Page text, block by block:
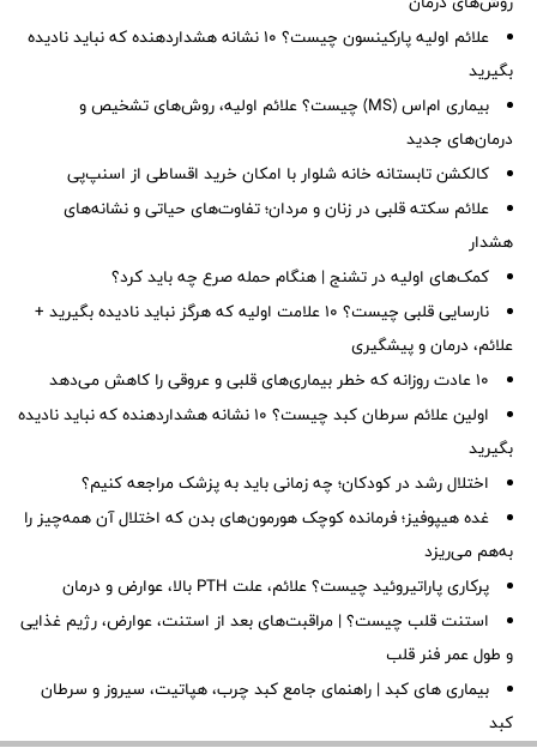
علائم اولیه پارکینسون چیست؟ ۱۰ نشانه هشداردهنده که نباید نادیده
بگیرید
بیماری ام‌اس (MS) چیست؟ علائم اولیه، روش‌های تشخیص و
درمان‌های جدید
کالکشن تابستانه خانه شلوار با امکان خرید اقساطی از اسنپ‌پی
علائم سکته قلبی در زنان و مردان؛ تفاوت‌های حیاتی و نشانه‌های
هشدار
کمک‌های اولیه در تشنج | هنگام حمله صرع چه باید کرد؟
نارسایی قلبی چیست؟ ۱۰ علامت اولیه که هرگز نباید نادیده بگیرید +
علائم، درمان و پیشگیری
۱۰ عادت روزانه که خطر بیماری‌های قلبی و عروقی را کاهش می‌دهد
اولین علائم سرطان کبد چیست؟ ۱۰ نشانه هشداردهنده که نباید نادیده
بگیرید
اختلال رشد در کودکان؛ چه زمانی باید به پزشک مراجعه کنیم؟
غده هیپوفیز؛ فرمانده کوچک هورمون‌های بدن که اختلال آن همه‌چیز را
به‌هم می‌ریزد
پرکاری پاراتیروئید چیست؟ علائم، علت PTH بالا، عوارض و درمان
استنت قلب چیست؟ | مراقبت‌های بعد از استنت، عوارض، رژیم غذایی
و طول عمر فنر قلب
بیماری های کبد | راهنمای جامع کبد چرب، هپاتیت، سیروز و سرطان
کبد